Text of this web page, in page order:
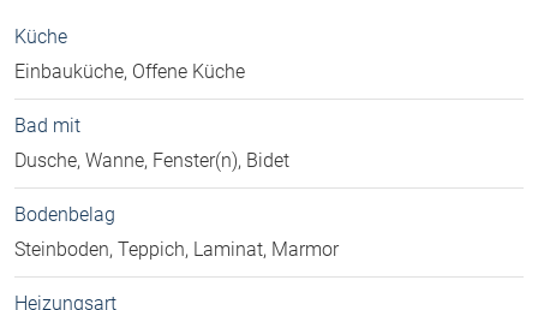
Küche
Einbauküche, Offene Küche
Bad mit
Dusche, Wanne, Fenster(n), Bidet
Bodenbelag
Steinboden, Teppich, Laminat, Marmor
Heizungsart